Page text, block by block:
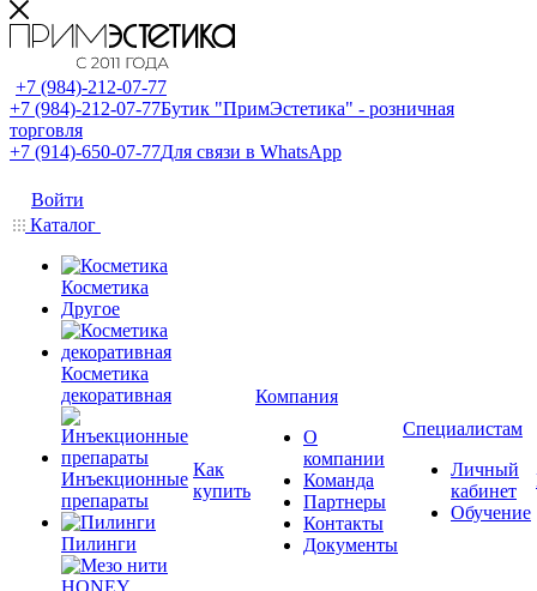
+7 (984)-212-07-77
+7 (984)-212-07-77Бутик "ПримЭстетика" - розничная
торговля
+7 (914)-650-07-77Для связи в WhatsApp
Войти
Каталог
Косметика
Другое
Косметика
декоративная
Инъекционные
препараты
Пилинги
Как
купить
Компания
О
компании
Команда
Партнеры
Контакты
Документы
Специалистам
Личный
кабинет
Обучение